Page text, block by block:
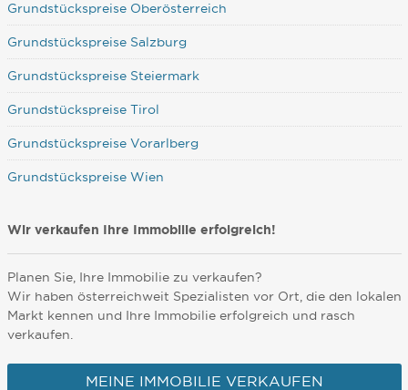
Grundstückspreise Oberösterreich
Grundstückspreise Salzburg
Grundstückspreise Steiermark
Grundstückspreise Tirol
Grundstückspreise Vorarlberg
Grundstückspreise Wien
Wir verkaufen Ihre Immobilie erfolgreich!
Planen Sie, Ihre Immobilie zu verkaufen?
Wir haben österreichweit Spezialisten vor Ort, die den lokalen
Markt kennen und Ihre Immobilie erfolgreich und rasch
verkaufen.
MEINE IMMOBILIE VERKAUFEN